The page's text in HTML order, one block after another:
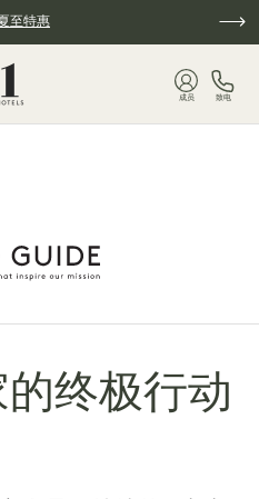
至特惠
成员 致电
终极行动